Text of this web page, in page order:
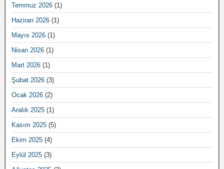
Temmuz 2026 (1)
Haziran 2026 (1)
Mayıs 2026 (1)
Nisan 2026 (1)
Mart 2026 (1)
Şubat 2026 (3)
Ocak 2026 (2)
Aralık 2025 (1)
Kasım 2025 (5)
Ekim 2025 (4)
Eylül 2025 (3)